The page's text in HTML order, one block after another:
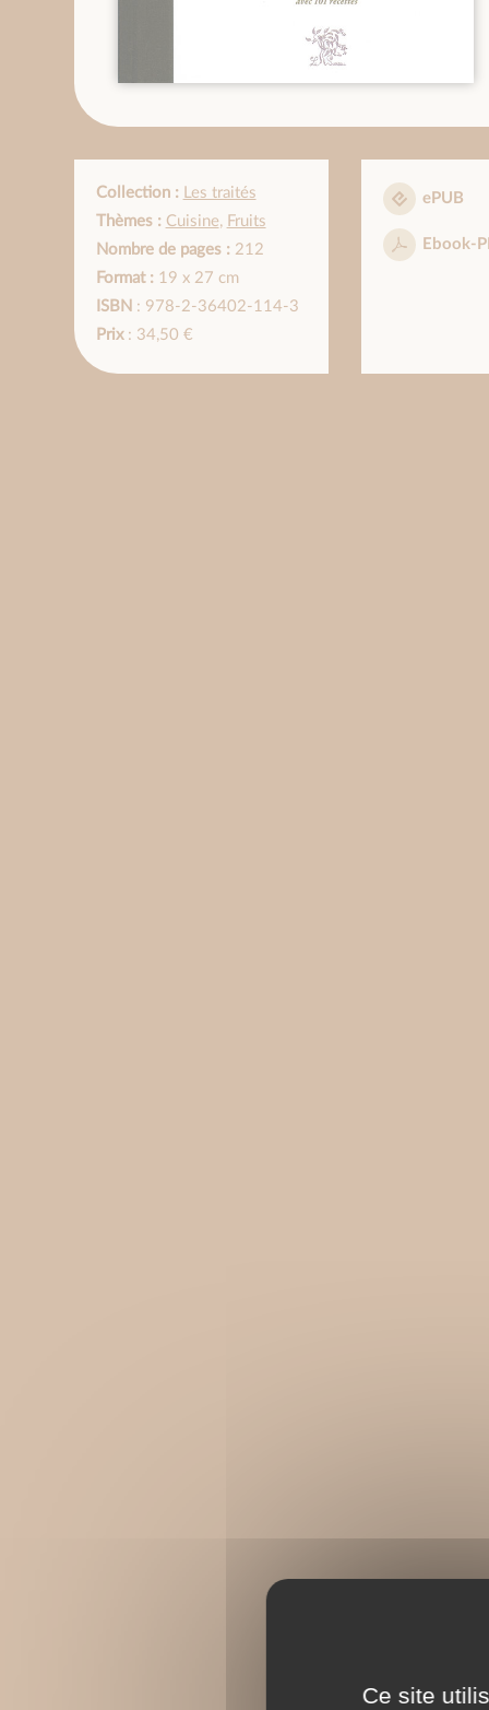
Collection :
Les traités
Thèmes : Cuisine, Fruits
Nombre de pages :212
Format :19 x 27 cm
ISBN : 978-2-36402-114-3
Prix: 34,50 €
ePUB
Ebook-
Ce site